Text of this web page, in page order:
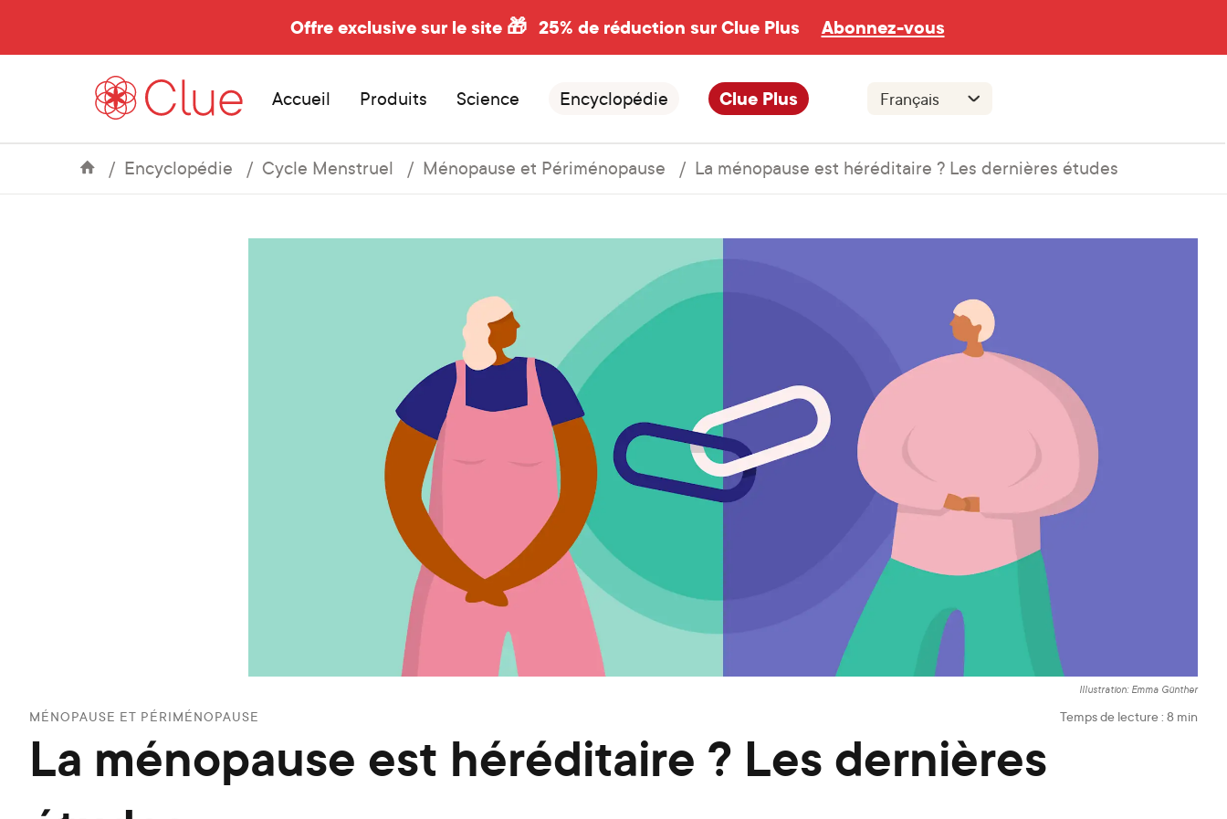
Offre exclusive sur le site 🎁 25% de réduction sur Clue Plus Abonnez-vous
Accueil Produits Science Encyclopédie Clue Plus
Encyclopédie Cycle Menstruel Ménopause et Périménopause La ménopause est héréditaire ? Les dernières études
Illustration: Emma Günther
MÉNOPAUSE ET PÉRIMÉNOPAUSE Temps de lecture : 8 min
La ménopause est héréditaire ? Les dernières